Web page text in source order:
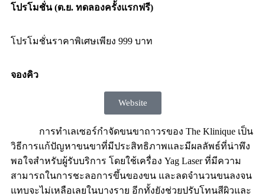
โปรโมชั่น (ต.ย. ทดลองครั้งแรกฟรี)
โปรโมชั่นราคาพิเศษเพียง 999 บาท
จองคิว
Website
การทำเลเซอร์กำจัดขนขาถาวรของ The Klinique เป็น
วิธีการแก้ปัญหาขนขาที่มีประสิทธิภาพและมีผลลัพธ์ที่น่าพึง
พอใจสำหรับผู้รับบริการ โดยใช้เครื่อง Yag Laser ที่มีความ
สามารถในการชะลอการขึ้นของขน และลดจำนวนขนลงจน
แทบจะไม่เหลือเลยในบางราย อีกทั้งยังช่วยปรับโทนสีผิวและ